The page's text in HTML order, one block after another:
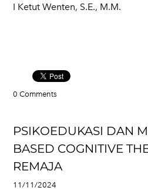
I Ketut Wenten, S.E., M.M.
0 Comments
PSIKOEDUKASI DAN
BASED COGNITIVE
REMAJA
11/11/2024